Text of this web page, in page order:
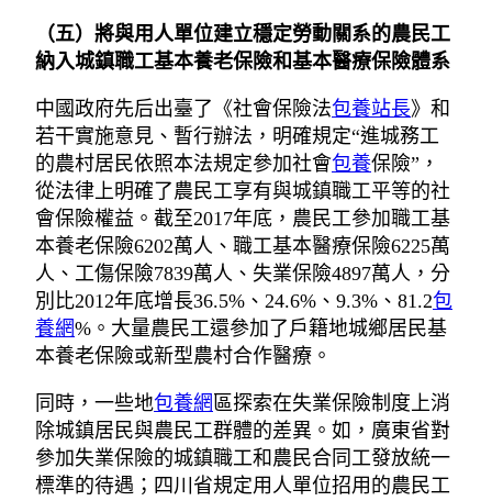
（五）將與用人單位建立穩定勞動關系的農民工
納入城鎮職工基本養老保險和基本醫療保險體系
中國政府先后出臺了《社會保險法包養站長》和
若干實施意見、暫行辦法，明確規定“進城務工
的農村居民依照本法規定參加社會包養保險”，
從法律上明確了農民工享有與城鎮職工平等的社
會保險權益。截至2017年底，農民工參加職工基
本養老保險6202萬人、職工基本醫療保險6225萬
人、工傷保險7839萬人、失業保險4897萬人，分
別比2012年底增長36.5%、24.6%、9.3%、81.2包
養網%。大量農民工還參加了戶籍地城鄉居民基
本養老保險或新型農村合作醫療。
同時，一些地包養網區探索在失業保險制度上消
除城鎮居民與農民工群體的差異。如，廣東省對
參加失業保險的城鎮職工和農民合同工發放統一
標準的待遇；四川省規定用人單位招用的農民工